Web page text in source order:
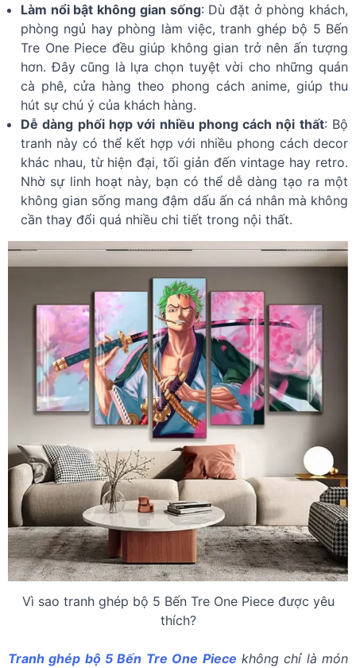
Làm nổi bật không gian sống: Dù đặt ở phòng khách,
phòng ngủ hay phòng làm việc, tranh ghép bộ 5 Bến
Tre One Piece đều giúp không gian trở nên ấn tượng
hơn. Đây cũng là lựa chọn tuyệt vời cho những quán
cà phê, cửa hàng theo phong cách anime, giúp thu
hút sự chú ý của khách hàng.
Dễ dàng phối hợp với nhiều phong cách nội thất: Bộ
tranh này có thể kết hợp với nhiều phong cách decor
khác nhau, từ hiện đại, tối giản đến vintage hay retro.
Nhờ sự linh hoạt này, bạn có thể dễ dàng tạo ra một
không gian sống mang đậm dấu ấn cá nhân mà không
cần thay đổi quá nhiều chi tiết trong nội thất.
Vì sao tranh ghép bộ 5 Bến Tre One Piece được yêu
thích?
Tranh ghép bộ 5 Bến Tre One Piece không chỉ là món